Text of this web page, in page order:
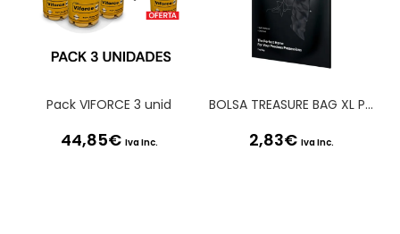
Pack VIFORCE 3 unid
44,85€ Iva Inc.
BOLSA TREASURE BAG XL PRETA SATISFYER
2,83€ Iva Inc.